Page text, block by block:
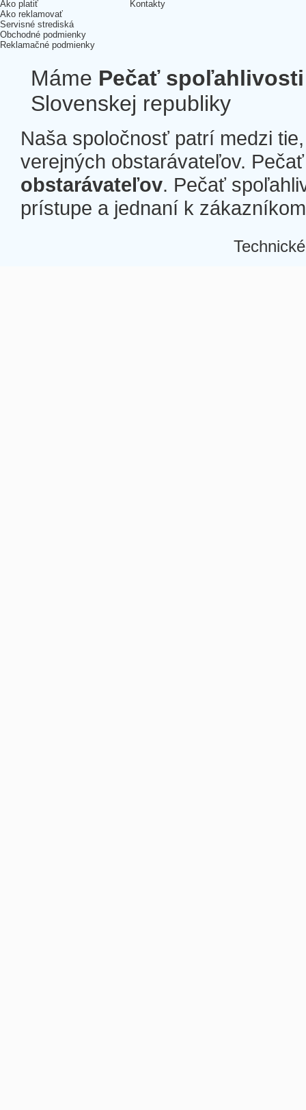
Ako platiť
Ako reklamovať
Servisné strediská
Obchodné podmienky
Reklamačné podmienky
Kontakty
Máme Pečať spoľahlivosti
Slovenskej republiky
Naša spoločnosť patrí medzi
verejných obstarávateľov.
obstarávateľov. Pečať
prístupe a jednaní k